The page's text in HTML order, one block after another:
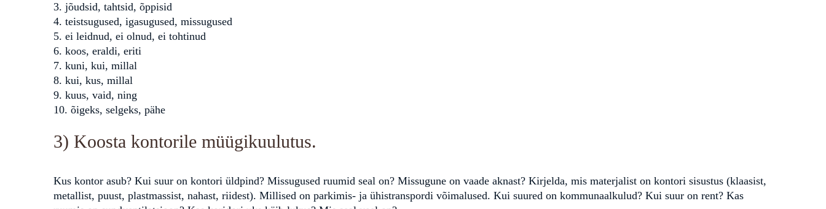
3. jõudsid, tahtsid, õppisid
4. teistsugused, igasugused, missugused
5. ei leidnud, ei olnud, ei tohtinud
6. koos, eraldi, eriti
7. kuni, kui, millal
8. kui, kus, millal
9. kuus, vaid, ning
10. õigeks, selgeks, pähe
3) Koosta kontorile müügikuulutus.
Kus kontor asub? Kui suur on kontori üldpind? Missugused ruumid seal on? Missugune on vaade aknast? Kirjelda, mis materjalist on kontori sisustus (klaasist,
metallist, puust, plastmassist, nahast, riidest). Millised on parkimis- ja ühistranspordi võimalused. Kui suured on kommunaalkulud? Kui suur on rent? Kas